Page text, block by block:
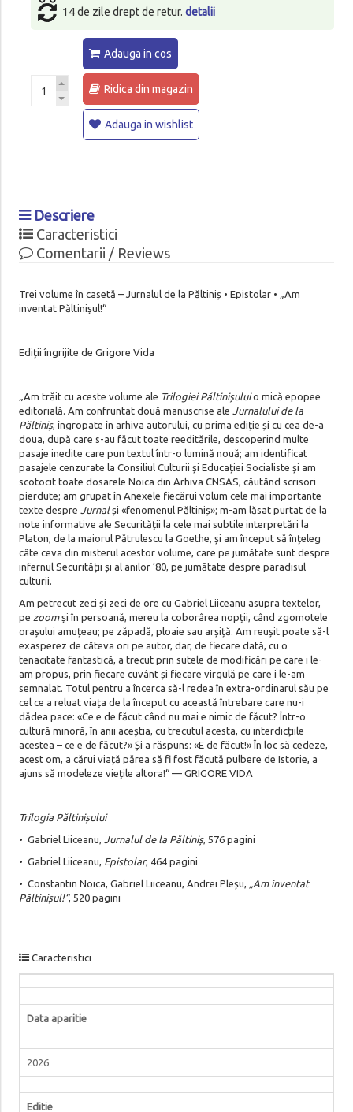
14 de zile drept de retur. detalii
Adauga in cos
Ridica din magazin
Adauga in wishlist
Descriere
Caracteristici
Comentarii / Reviews
Trei volume în casetă – Jurnalul de la Păltiniș • Epistolar • „Am
inventat Păltinișul!“
Ediții îngrijite de Grigore Vida
„Am trăit cu aceste volume ale Trilogiei Păltinișuluio mică epopee
editorială. Am confruntat două manuscrise ale Jurnalului de la
Păltiniș, îngropate în arhiva autorului, cu prima ediție și cu cea de-a
doua, după care s-au făcut toate reeditările, descoperind multe
pasaje inedite care pun textul într-o lumină nouă; am identificat
pasajele cenzurate la Consiliul Culturii și Educației Socialiste și am
scotocit toate dosarele Noica din Arhiva CNSAS, căutând scrisori
pierdute; am grupat în Anexele fiecărui volum cele mai importante
texte despre Jurnalși «fenomenul Păltiniș»; m-am lăsat purtat de la
note informative ale Securității la cele mai subtile interpretări la
Platon, de la maiorul Pătrulescu la Goethe, și am început să înțeleg
câte ceva din misterul acestor volume, care pe jumătate sunt despre
infernul Securității și al anilor ’80, pe jumătate despre paradisul
culturii.
Am petrecut zeci și zeci de ore cu Gabriel Liiceanu asupra textelor,
pe zoomși în persoană, mereu la coborârea nopții, când zgomotele
orașului amuțeau; pe zăpadă, ploaie sau arșiță. Am reușit poate să-l
exasperez de câteva ori pe autor, dar, de fiecare dată, cu o
tenacitate fantastică, a trecut prin sutele de modificări pe care i le-
am propus, prin fiecare cuvânt și fiecare virgulă pe care i le-am
semnalat. Totul pentru a încerca să-l redea în extra-ordinarul său pe
cel ce a reluat viața de la început cu această întrebare care nu-i
dădea pace: «Ce e de făcut când nu mai e nimic de făcut? Într-o
cultură minoră, în anii aceștia, cu trecutul acesta, cu interdicțiile
acestea – ce e de făcut?» Și a răspuns: «E de făcut!» În loc să cedeze,
acest om, a cărui viață părea să fi fost făcută pulbere de Istorie, a
ajuns să modeleze viețile altora!“ — GRIGORE VIDA
Trilogia Păltinișului
• Gabriel Liiceanu,
Jurnalul de la Păltiniș, 576 pagini
• Gabriel Liiceanu, Epistolar, 464 pagini
• Constantin Noica, Gabriel Liiceanu, Andrei Pleșu,
„Am inventat
Păltinișul!“, 520 pagini
Caracteristici
Data aparitie
2026
Editie